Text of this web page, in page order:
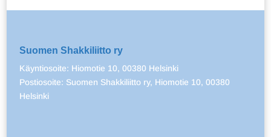
Suomen Shakkiliitto ry
Käyntiosoite: Hiomotie 10, 00380 Helsinki
Postiosoite: Suomen Shakkiliitto ry, Hiomotie 10, 00380
Helsinki